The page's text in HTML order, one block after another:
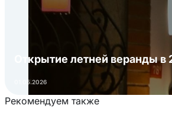
Открытие летней веранды
01.05.2026
Рекомендуем также